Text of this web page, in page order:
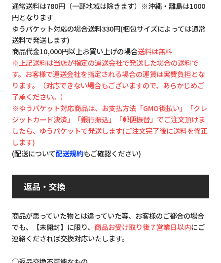
通常送料は780円（一部地域は除きます）※沖縄・離島は1000
円となります
ゆうパケット対応の場合送料330円(梱包サイズによっては通常
送料で発送します)
商品代金10,000円以上お買い上げの場合送料は無料
※上記送料は当店が指定の運送会社で発送した場合の送料で
す。お客様で運送会社を指定される場合の運賃は実費負担とな
ります。（対応できない場合もございますので、あらかじめご
了承ください。）
※ゆうパケット対応商品は、お支払方法「GMO後払い」「クレ
ジットカード決済」「銀行振込」「郵便振替」でご注文頂けま
したら、ゆうパケットで発送します(ご注文完了後に送料を修正
します)
(配送について配送規約もご確認ください)
返品・交換
商品が思っていた物とは違っていた等、お客様のご都合の場合
でも、【未開封】に限り、 商品お受け取り後７営業日以内にご
連絡くだされば交換対応いたします。